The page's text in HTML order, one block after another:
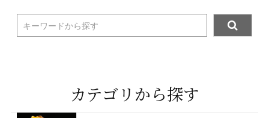
キーワードから探す
カテゴリから探す